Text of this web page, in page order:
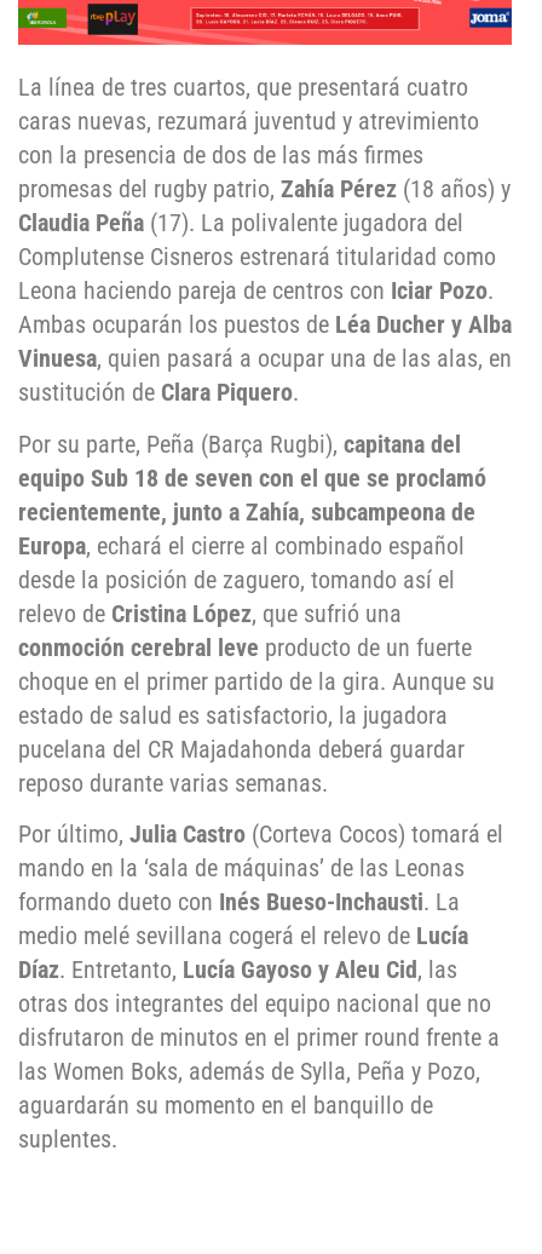
La línea de tres cuartos, que presentará cuatro
caras nuevas, rezumará juventud y atrevimiento
con la presencia de dos de las más firmes
promesas del rugby patrio, Zahía Pérez (18 años) y
Claudia Peña (17). La polivalente jugadora del
Complutense Cisneros estrenará titularidad como
Leona haciendo pareja de centros con Iciar Pozo.
Ambas ocuparán los puestos de Léa Ducher y Alba
Vinuesa, quien pasará a ocupar una de las alas, en
sustitución de Clara Piquero.
Por su parte, Peña (Barça Rugbi), capitana del
equipo Sub 18 de seven con el que se proclamó
recientemente, junto a Zahía, subcampeona de
Europa, echará el cierre al combinado español
desde la posición de zaguero, tomando así el
relevo de Cristina López, que sufrió una
conmoción cerebral leve producto de un fuerte
choque en el primer partido de la gira. Aunque su
estado de salud es satisfactorio, la jugadora
pucelana del CR Majadahonda deberá guardar
reposo durante varias semanas.
Por último, Julia Castro (Corteva Cocos) tomará el
mando en la ‘sala de máquinas’ de las Leonas
formando dueto con Inés Bueso-Inchausti. La
medio melé sevillana cogerá el relevo de Lucía
Díaz. Entretanto, Lucía Gayoso y Aleu Cid, las
otras dos integrantes del equipo nacional que no
disfrutaron de minutos en el primer round frente a
las Women Boks, además de Sylla, Peña y Pozo,
aguardarán su momento en el banquillo de
suplentes.